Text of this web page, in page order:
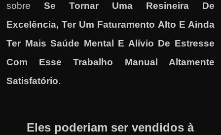
sobreSe Tornar Uma Resineira De
Excelência, Ter Um Faturamento Alto E Ainda
Ter Mais Saúde Mental E Alívio De Estresse
Com Esse Trabalho Manual Altamente
Satisfatório.
Eles poderiam ser vendidos à